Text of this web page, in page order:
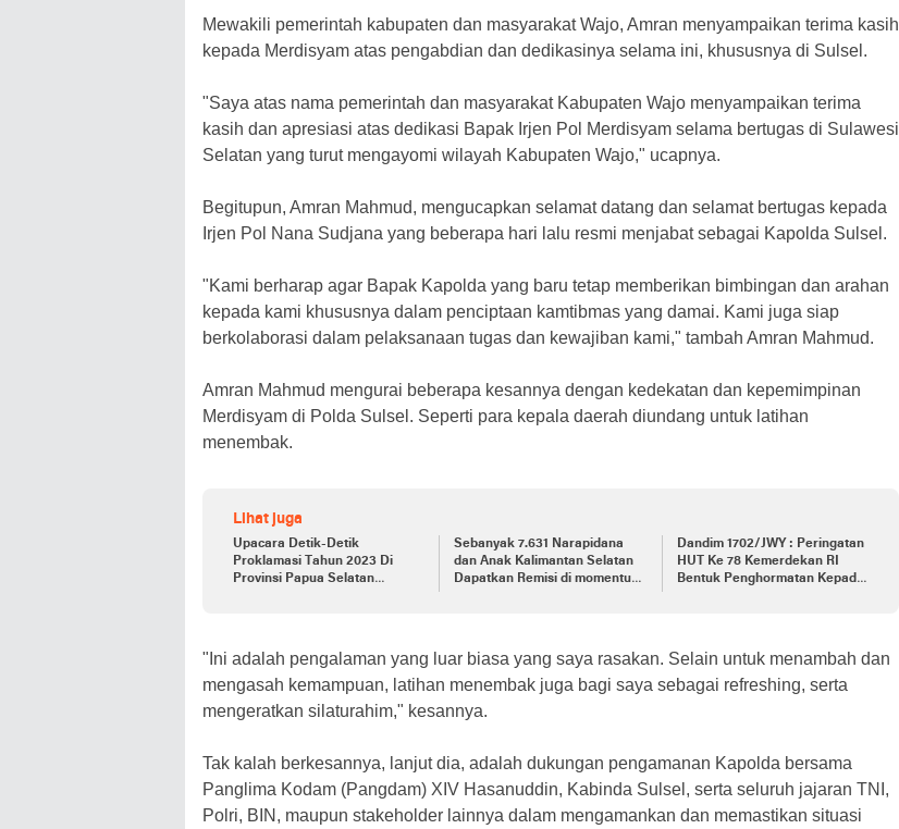
Mewakili pemerintah kabupaten dan masyarakat Wajo, Amran menyampaikan terima kasih
kepada Merdisyam atas pengabdian dan dedikasinya selama ini, khususnya di Sulsel.
"Saya atas nama pemerintah dan masyarakat Kabupaten Wajo menyampaikan terima
kasih dan apresiasi atas dedikasi Bapak Irjen Pol Merdisyam selama bertugas di Sulawesi
Selatan yang turut mengayomi wilayah Kabupaten Wajo," ucapnya.
Begitupun, Amran Mahmud, mengucapkan selamat datang dan selamat bertugas kepada
Irjen Pol Nana Sudjana yang beberapa hari lalu resmi menjabat sebagai Kapolda Sulsel.
"Kami berharap agar Bapak Kapolda yang baru tetap memberikan bimbingan dan arahan
kepada kami khususnya dalam penciptaan kamtibmas yang damai. Kami juga siap
berkolaborasi dalam pelaksanaan tugas dan kewajiban kami," tambah Amran Mahmud.
Amran Mahmud mengurai beberapa kesannya dengan kedekatan dan kepemimpinan
Merdisyam di Polda Sulsel. Seperti para kepala daerah diundang untuk latihan
menembak.
Lihat juga
Upacara Detik-Detik
Proklamasi Tahun 2023 Di
Provinsi Papua Selatan
Sebanyak 7.631 Narapidana
dan Anak Kalimantan Selatan
Dapatkan Remisi di momentum
Dandim 1702/JWY : Peringatan
HUT Ke 78 Kemerdekan RI
Bentuk Penghormatan Kepada
"Ini adalah pengalaman yang luar biasa yang saya rasakan. Selain untuk menambah dan
mengasah kemampuan, latihan menembak juga bagi saya sebagai refreshing, serta
mengeratkan silaturahim," kesannya.
Tak kalah berkesannya, lanjut dia, adalah dukungan pengamanan Kapolda bersama
Panglima Kodam (Pangdam) XIV Hasanuddin, Kabinda Sulsel, serta seluruh jajaran TNI,
Polri, BIN, maupun stakeholder lainnya dalam mengamankan dan memastikan situasi